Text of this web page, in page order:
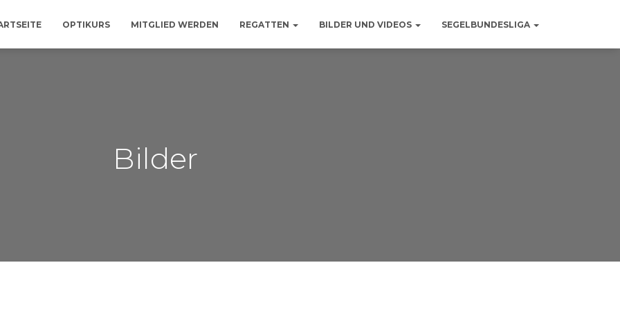
OPTIKURS MITGLIED WERDEN REGATTEN BILDER UND VIDEOS SEGELBUNDESLIGA
Bilder